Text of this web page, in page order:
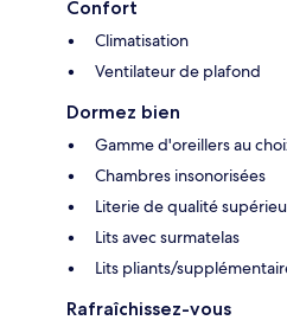
Confort
Climatisation
Ventilateur de plafond
Dormez bien
Gamme d'oreillers au
Chambres insonorisées
Literie de qualité
Lits avec surmatelas
Lits pliants/
Rafraîchissez-vous